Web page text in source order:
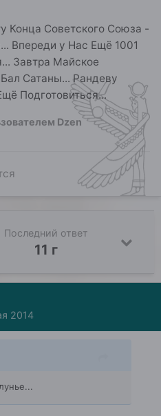
Конца Советского Союза -
Впереди у Нас Ещё 1001
Завтра Майское
Сатаны... Рандеву
Подготовиться...
Dzen
Последний ответ
11 г
2014